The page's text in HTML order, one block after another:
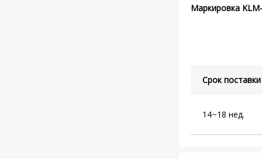
Маркировка
Срок поставки
14~18 нед.